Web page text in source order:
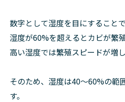
数字として湿度を目にすること
湿度が60%を超えるとカビが繁
高い湿度では繁殖スピードが増し
そのため、湿度は40〜60%の範
す。